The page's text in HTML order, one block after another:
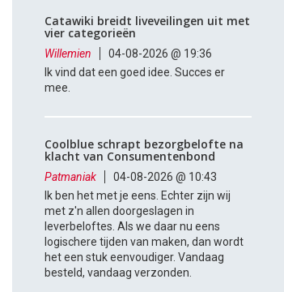
Catawiki breidt liveveilingen uit met
vier categorieën
Willemien
04-08-2026 @ 19:36
Ik vind dat een goed idee. Succes er
mee.
Coolblue schrapt bezorgbelofte na
klacht van Consumentenbond
Patmaniak
04-08-2026 @ 10:43
Ik ben het met je eens. Echter zijn wij
met z'n allen doorgeslagen in
leverbeloftes. Als we daar nu eens
logischere tijden van maken, dan wordt
het een stuk eenvoudiger. Vandaag
besteld, vandaag verzonden.